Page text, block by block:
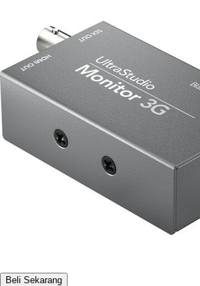
Beli Sekarang